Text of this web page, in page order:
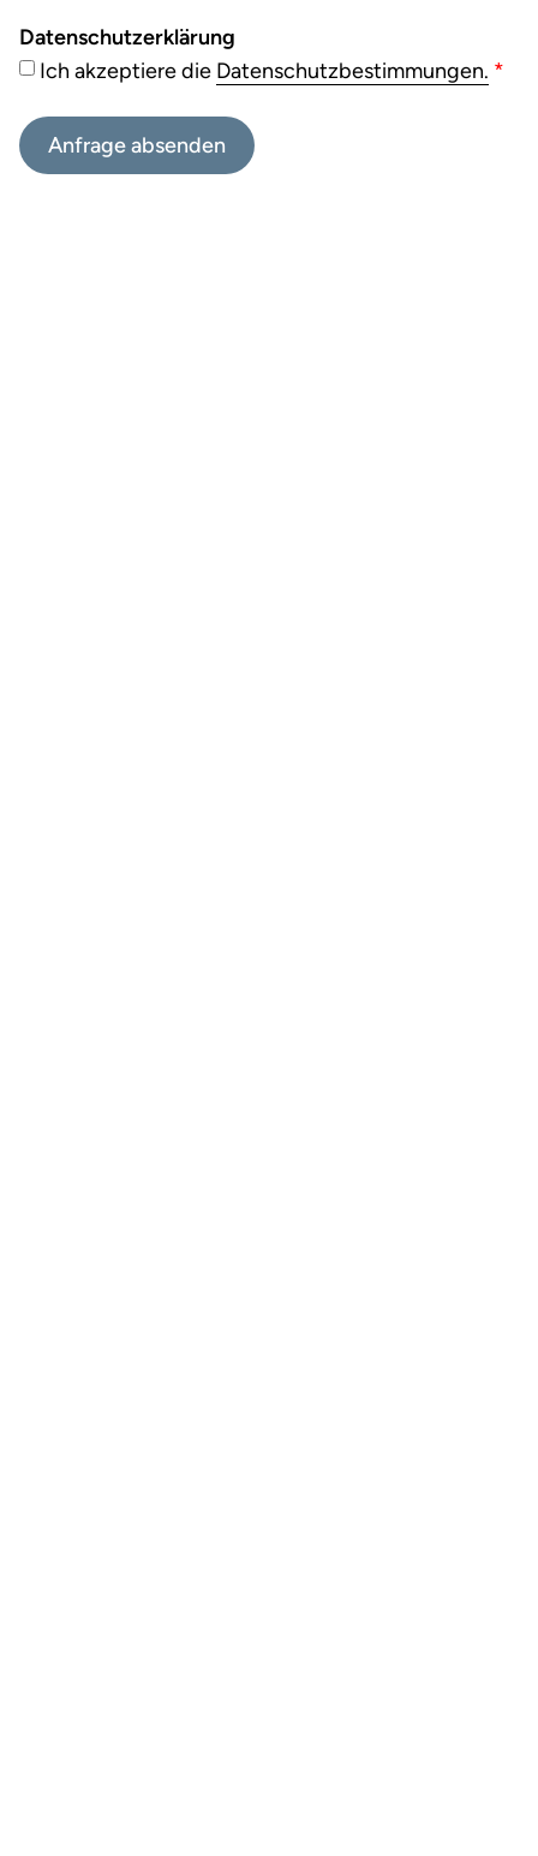
Datenschutzerklärung
Ich akzeptiere die Datenschutzbestimmungen. *
Anfrage absenden